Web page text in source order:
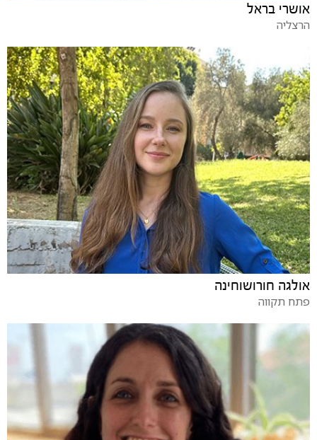
אושרי בראל
הרצליה
אולגה חורושוחינה
פתח תקווה